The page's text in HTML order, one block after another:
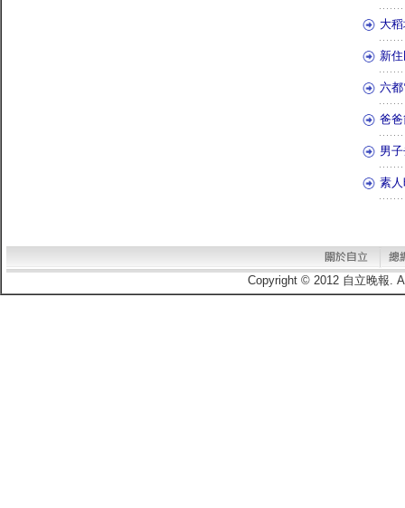
大
新
六
爸
男
素
Copyright © 2012 自立晚報.